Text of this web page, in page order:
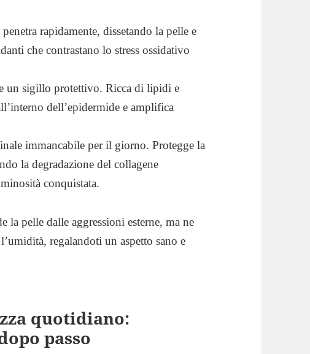
penetra rapidamente, dissetando la pelle e
che contrastano lo stress ossidativo
un sigillo protettivo. Ricca di lipidi e
dell’epidermide e amplifica
immancabile per il giorno. Protegge la
la degradazione del collagene
conquistata.
la pelle dalle aggressioni esterne, ma ne
regalandoti un aspetto sano e
quotidiano:
passo